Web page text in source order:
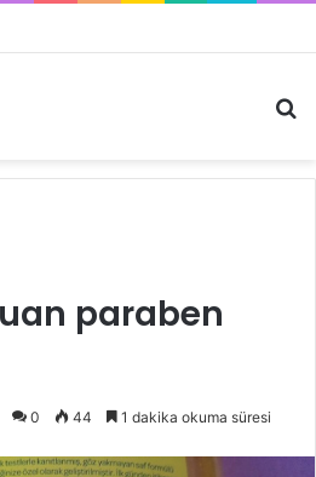
paraben
0 44 1 dakika okuma süresi